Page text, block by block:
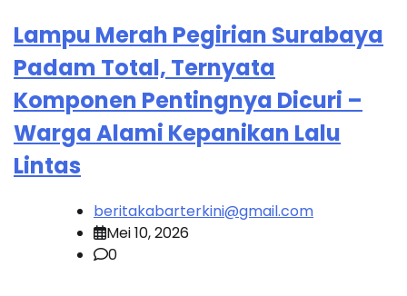
Lampu Merah Pegirian Surabaya
Padam Total, Ternyata
Komponen Pentingnya Dicuri –
Warga Alami Kepanikan Lalu
Lintas
beritakabarterkini@gmail.com
Mei 10, 2026
0